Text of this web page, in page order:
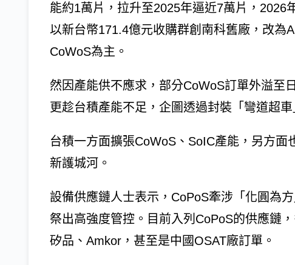
能約1萬片，拉升至2025年逼近7萬片，2026
以新台幣171.4億元收購群創南科舊廠，改為
CoWoS為主。
然因產能供不應求，部分CoWoS訂單外溢至
更趁台積產能不足，企圖透過封裝「彎道超車
台積一方面擴張CoWoS、SoIC產能，另方
新護城河。
設備供應鏈人士表示，CoPoS牽涉「化圓為
祭出高強度管控。目前入列CoPoS的供應鏈
矽品、Amkor，甚至是中國OSAT廠訂單。